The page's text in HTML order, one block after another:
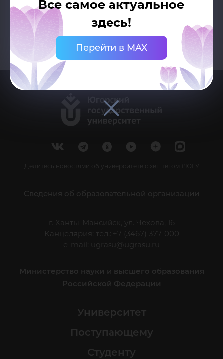
Все самое актуальное
здесь!
Перейти в MAX
Делитесь новостями об университете с хештегом #ЮГУ
Сведения об образовательной организации
г. Ханты-Мансийск, ул. Чехова, 16
Канцелярия: тел.: +7 (3467) 377-000
e-mail:
ugrasu@ugrasu.ru
Министерство науки и высшего образования
Российской Федерации
Университет
Поступающему
Студенту